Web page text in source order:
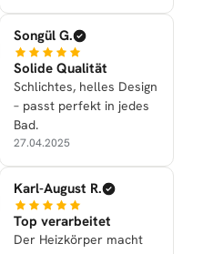
Songül G.
Solide Qualität
Schlichtes, helles Design
– passt perfekt in jedes
Bad.
27.04.2025
Karl-August R.
Top verarbeitet
Der Heizkörper macht